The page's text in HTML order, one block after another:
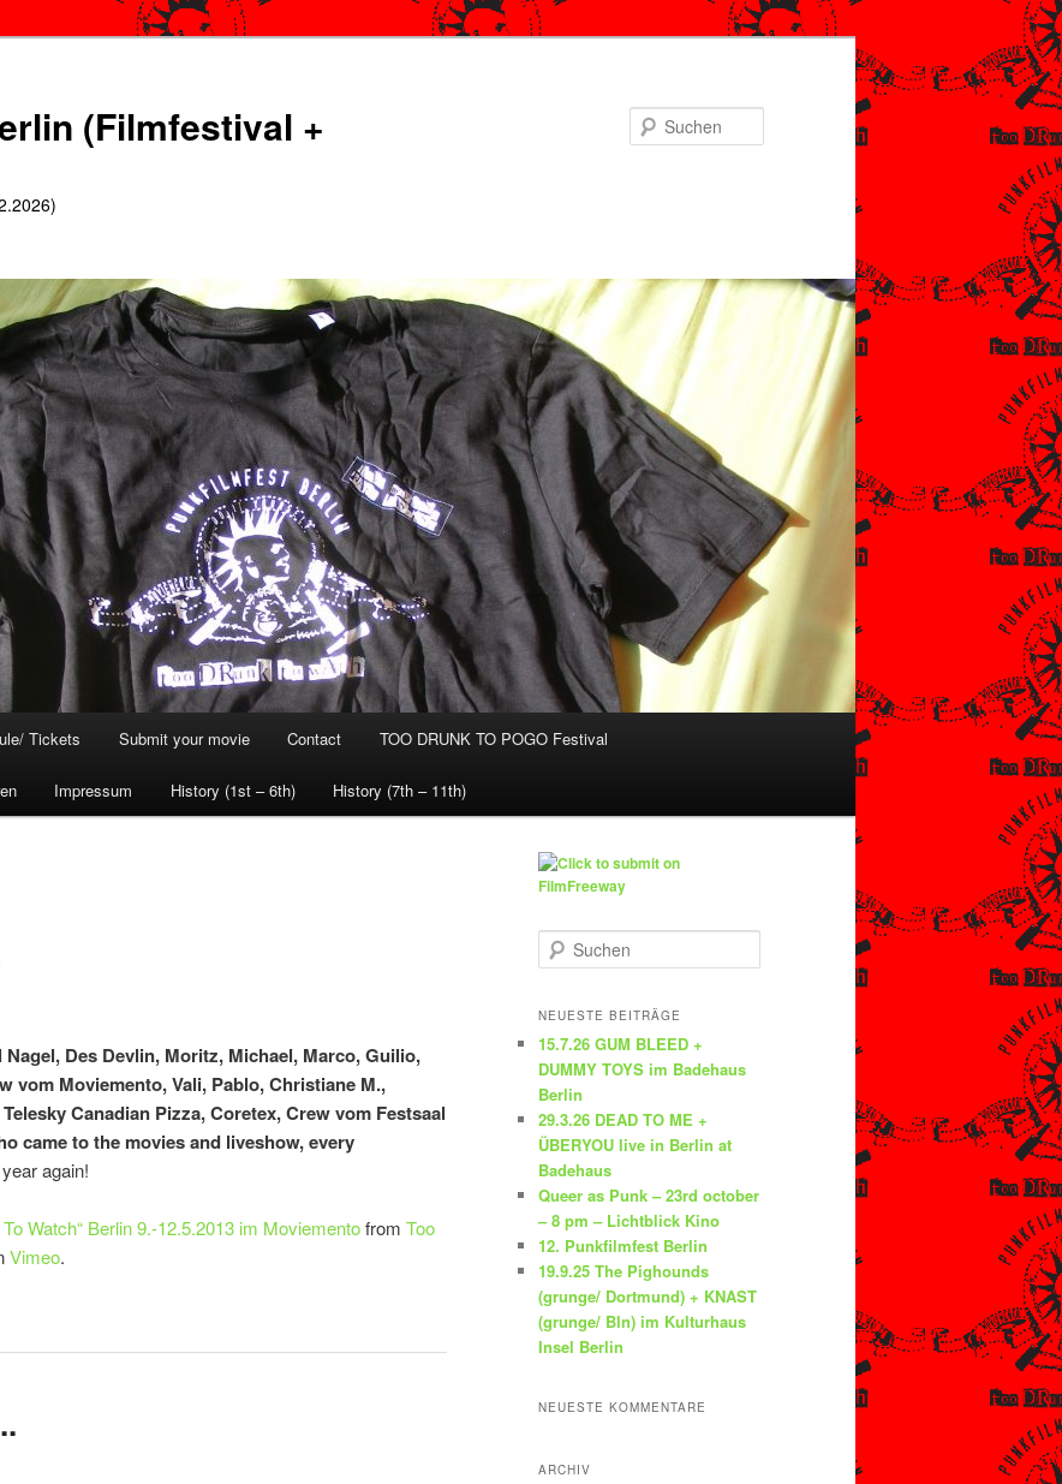
(Filmfestival +
Tickets Submit your movie Contact TOO DRUNK TO POGO Festival
Impressum History (1st – 6th) History (7th – 11th)
Nagel, Des Devlin, Moritz, Michael, Marco, Guilio,
vom Moviemento, Vali, Pablo, Christiane M.,
Canadian Pizza, Coretex, Crew vom Festsaal
came to the movies and liveshow, every
again!
Watch“ Berlin 9.-12.5.2013 im Moviementofrom Too
Vimeo.
u
h
n
NEUESTE BEITRÄGE
15.7.26 GUM BLEED +
DUMMY TOYS im Badehaus
Berlin
29.3.26 DEAD TO ME +
ÜBERYOU live in Berlin at
Badehaus
Queer as Punk – 23rd october
– 8 pm – Lichtblick Kino
12. Punkfilmfest Berlin
19.9.25 The Pighounds
(grunge/ Dortmund) + KNAST
(grunge/ Bln) im Kulturhaus
Insel Berlin
NEUESTE KOMMENTARE
ARCHIV